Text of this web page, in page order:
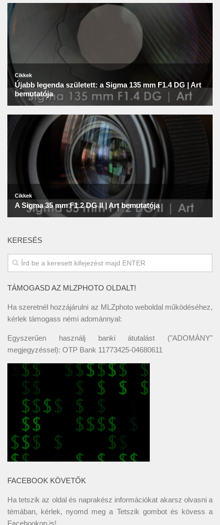
KERESÉS
TÁMOGASD AZ MLZPHOTO OLDALT!
Ha szeretnél hozzájárulni az MLZphoto weboldal működéséhez,
kérlek támogass némi adománnyal:
Egyszerűen használj banki átutalást ("ADOMÁNY"
megjegyzéssel): OTP Bank 11773425-04680611
FACEBOOK KÖVETŐK
Ha tetszik az oldal és naprakész információkat akarsz olvasni a
témában, kérlek, nyomd meg a Tetszik gombot és kövess a
Facebookon is!